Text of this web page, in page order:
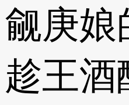
觎庚娘
趁王酒